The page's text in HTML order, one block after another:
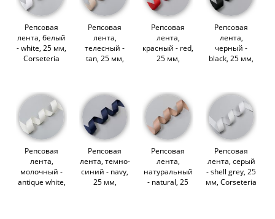
Репсовая
лента, белый
- white, 25 мм,
Corseteria
Репсовая
лента,
телесный -
tan, 25 мм,
Репсовая
лента,
красный - red,
25 мм,
Репсовая
лента,
черный -
black, 25 мм,
Репсовая
лента,
молочный -
antique white,
Репсовая
лента, темно-
синий - navy,
25 мм,
Репсовая
лента,
натуральный
- natural, 25
Репсовая
лента, серый
- shell grey, 25
мм, Corseteria